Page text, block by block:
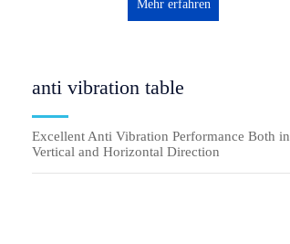
Mehr erfahren
anti vibration table
Excellent Anti Vibration Performance Both in
Vertical and Horizontal Direction